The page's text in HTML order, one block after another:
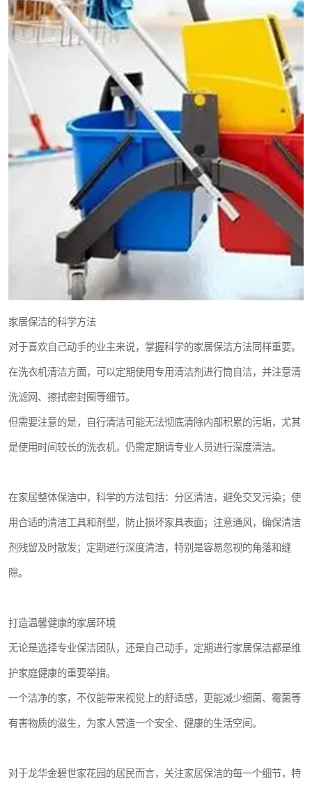
家居保洁的科学方法
对于喜欢自己动手的业主来说，掌握科学的家居保洁方法同样重要。
在洗衣机清洁方面，可以定期使用专用清洁剂进行筒自洁，并注意清
洗滤网、擦拭密封圈等细节。
但需要注意的是，自行清洁可能无法彻底清除内部积累的污垢，尤其
是使用时间较长的洗衣机，仍需定期请专业人员进行深度清洁。
在家居整体保洁中，科学的方法包括：分区清洁，避免交叉污染；使
用合适的清洁工具和剂型，防止损坏家具表面；注意通风，确保清洁
剂残留及时散发；定期进行深度清洁，特别是容易忽视的角落和缝
隙。
打造温馨健康的家居环境
无论是选择专业保洁团队，还是自己动手，定期进行家居保洁都是维
护家庭健康的重要举措。
一个洁净的家，不仅能带来视觉上的舒适感，更能减少细菌、霉菌等
有害物质的滋生，为家人营造一个安全、健康的生活空间。
对于龙华金碧世家花园的居民而言，关注家居保洁的每一个细节，特